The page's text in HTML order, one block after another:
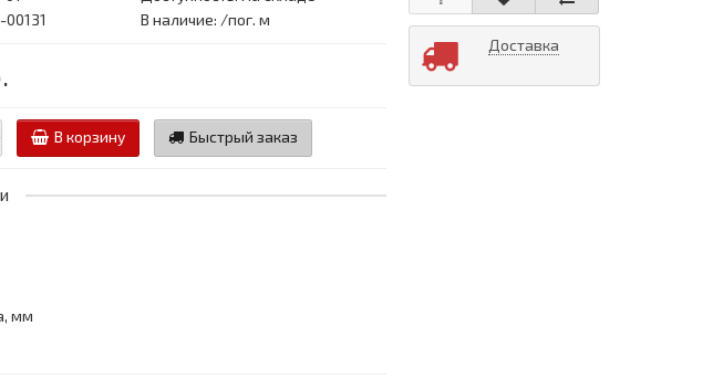
00131
В наличие: /пог. м
В корзину Быстрый заказ
мм
Доставка